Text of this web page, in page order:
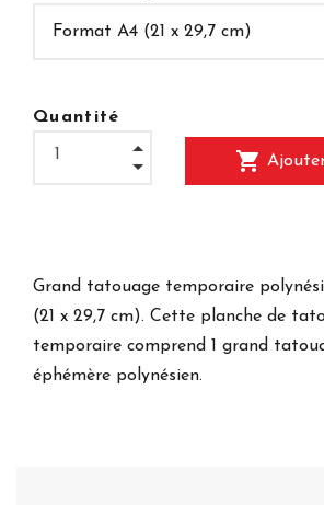
Quantité
shopping_cart
Grand tatouage temporaire
(21 x 29,7 cm). Cette planche de
temporaire comprend 1 grand
éphémère polynésien.